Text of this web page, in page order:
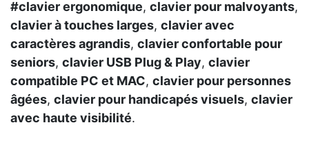
#​clavier ergonomique, clavier pour malvoyants,
clavier à touches larges, clavier avec
caractères agrandis, clavier confortable pour
seniors, clavier USB Plug & Play, clavier
compatible PC et MAC, clavier pour personnes
âgées, clavier pour handicapés visuels, clavier
avec haute visibilité.